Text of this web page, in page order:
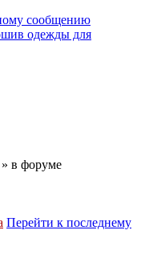
сообщению
одежды для
в форуме
Перейти к последнему